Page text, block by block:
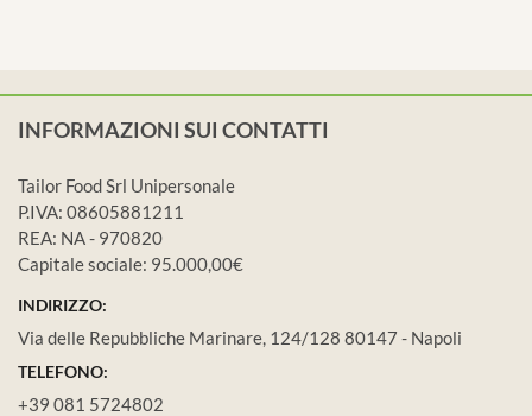
INFORMAZIONI SUI CONTATTI
Tailor Food Srl Unipersonale
P.IVA: 08605881211
REA: NA - 970820
Capitale sociale: 95.000,00€
INDIRIZZO:
Via delle Repubbliche Marinare, 124/128 80147 - Napoli
TELEFONO:
+39 081 5724802